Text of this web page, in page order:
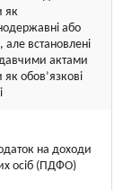
як
або
але встановлені
актами
як обов’язкові
на доходи
осіб (ПДФО)